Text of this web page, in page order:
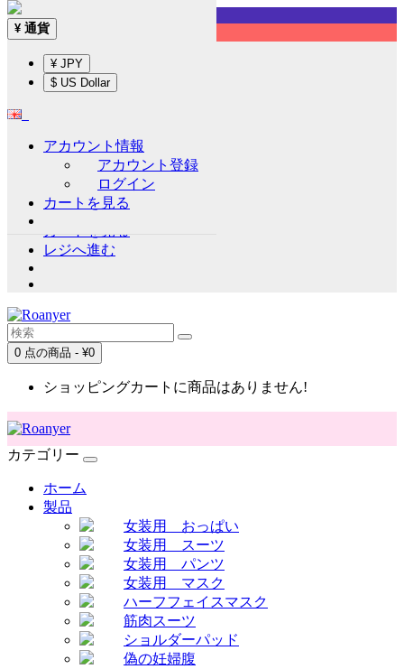
Sign up!
通貨
アカウント情報
アカウント登録
ログイン
ウイッシュリスト (0)
レジへ進む
0 点の商品 - ¥0
ショッピングカートに商品はありません!
¥ 通貨
¥ JPY
$ US Dollar
アカウント情報
アカウント登録
ログイン
カートを見る
カテゴリー
ホーム
製品
女装用 おっぱい
女装用 スーツ
女装用 パンツ
女装用 マスク
ハーフフェイスマスク
筋肉スーツ
ショルダーパッド
偽の妊婦腹